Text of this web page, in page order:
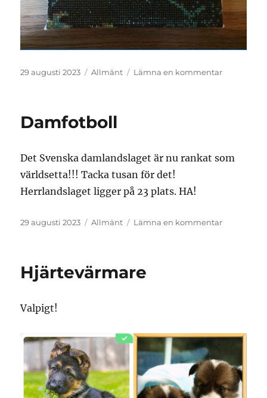
Publicerat
29 augusti 2023 Kategorier
Allmänt Lämna en kommentartill
Damfotboll
Det Svenska damlandslaget är nu rankat som
världsetta!!! Tacka tusan för det!
Herrlandslaget ligger på 23 plats. HA!
Publicerat
29 augusti 2023 Kategorier
Allmänt Lämna en kommentartill
Hjärtevärmare
Valpigt!